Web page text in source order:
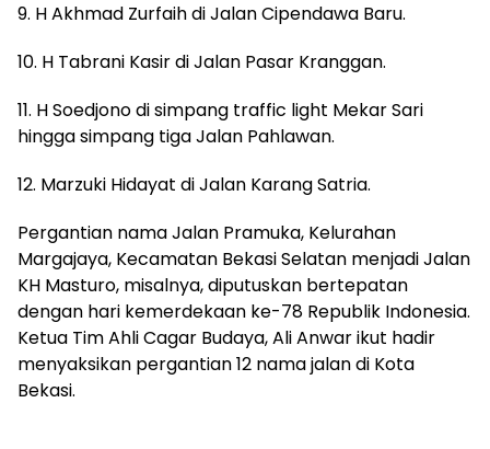
9. H Akhmad Zurfaih di Jalan Cipendawa Baru.
10. H Tabrani Kasir di Jalan Pasar Kranggan.
11. H Soedjono di simpang traffic light Mekar Sari
hingga simpang tiga Jalan Pahlawan.
12. Marzuki Hidayat di Jalan Karang Satria.
Pergantian nama Jalan Pramuka, Kelurahan
Margajaya, Kecamatan Bekasi Selatan menjadi Jalan
KH Masturo, misalnya, diputuskan bertepatan
dengan hari kemerdekaan ke-78 Republik Indonesia.
Ketua Tim Ahli Cagar Budaya, Ali Anwar ikut hadir
menyaksikan pergantian 12 nama jalan di Kota
Bekasi.